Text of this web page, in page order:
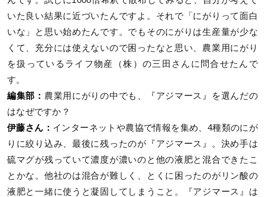
いた良い結果に近づいたんですよ。それで「にがりって面白
いな」と思い始めたんです。でもそのにがりは生産量が少な
くて、充分には使えないので困ったなと思い、農業用にがり
を扱っているライフ物産（株）の三田さんに問合せたんで
す。
編集部： 農業用にがりの中でも、『アジマース』を選んだの
はなぜですか？
伊藤さん： インターネットや農協で情報を集め、4種類のにが
りに絞り込み、最後に残ったのが『アジマース』。決め手は
硫マグが残っていて濃度が濃いのと他の液肥と混合できたこ
とかな。他社のは混合が難しく、とくに困ったのがリン酸の
液肥と一緒に使うと凝固してしまうこと。『アジマース』は